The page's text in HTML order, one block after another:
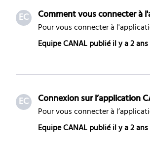
EC
Equipe CANAL publié il y a 2 ans
EC
Equipe CANAL publié il y a 2 ans